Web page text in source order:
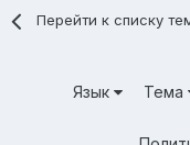
Перейти к списку
Язык Тема